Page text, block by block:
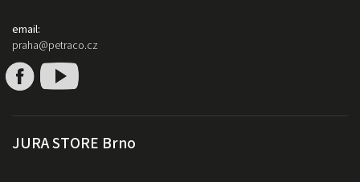
email:
praha@petraco.cz
JURA STORE Brno